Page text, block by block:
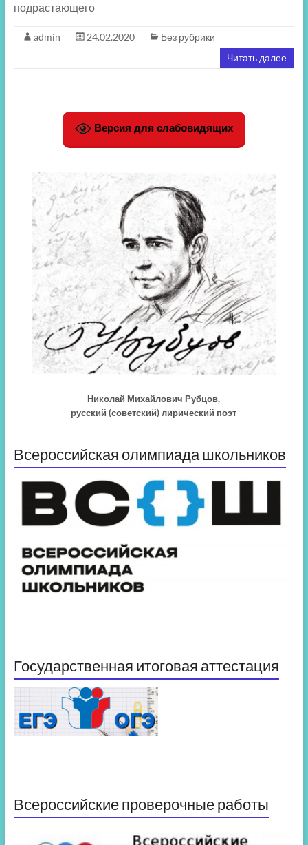
подрастающего
admin 24.02.2020
Без рубрики
Читать далее
Версия для слабовидящих
Николай Михайлович Рубцов,
русский (советский) лирический поэт
Всероссийская олимпиада школьников
Государственная итоговая аттестация
Всероссийские проверочные работы